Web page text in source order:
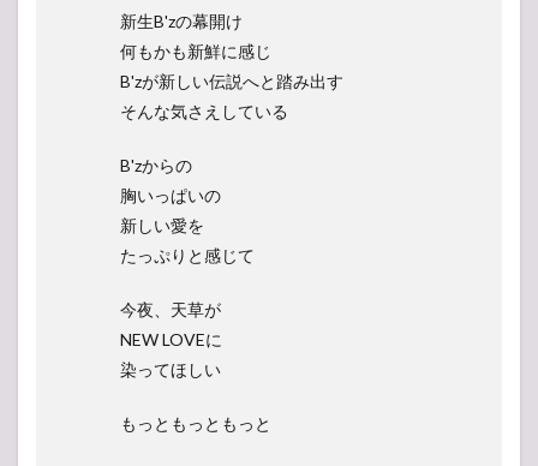
新生B'zの幕開け
何もかも新鮮に感じ
B'zが新しい伝説へと踏み出す
そんな気さえしている
B'zからの
胸いっぱいの
新しい愛を
たっぷりと感じて
今夜、天草が
NEW LOVEに
染ってほしい
もっともっともっと